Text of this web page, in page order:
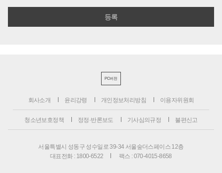
PC버전
회사소개 윤리강령 개인정보처리방침 이용자위원회
청소년보호정책 정정·반론보도 기사심의규정 불편신고
서울특별시 성동구 성수일로 39-34 서울숲더스페이스 12층
대표전화 : 1800-6522
팩스 : 070-4015-8658